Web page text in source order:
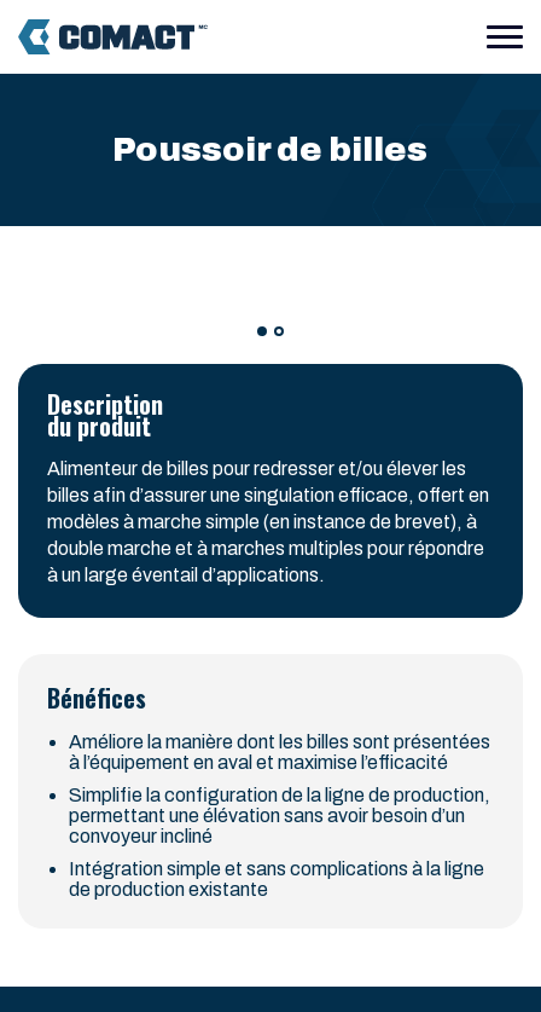
Poussoir de billes
Description
du produit
Alimenteur de billes pour redresser et/ou élever les
billes afin d’assurer une singulation efficace, offert en
modèles à marche simple (en instance de brevet), à
double marche et à marches multiples pour répondre
à un large éventail d’applications.
Bénéfices
Améliore la manière dont les billes sont présentées
à l’équipement en aval et maximise l’efficacité
Simplifie la configuration de la ligne de production,
permettant une élévation sans avoir besoin d’un
convoyeur incliné
Intégration simple et sans complications à la ligne
de production existante